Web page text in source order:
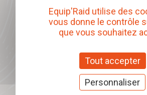
proposés. Ce choix est modifiable à tout
mon inscription.
Offrez nos
cadeaux
J'offre des chèques
Equip'Raid utilise des
vous donne le contrôle
que vous souhaitez
Tout accepter
Personnaliser